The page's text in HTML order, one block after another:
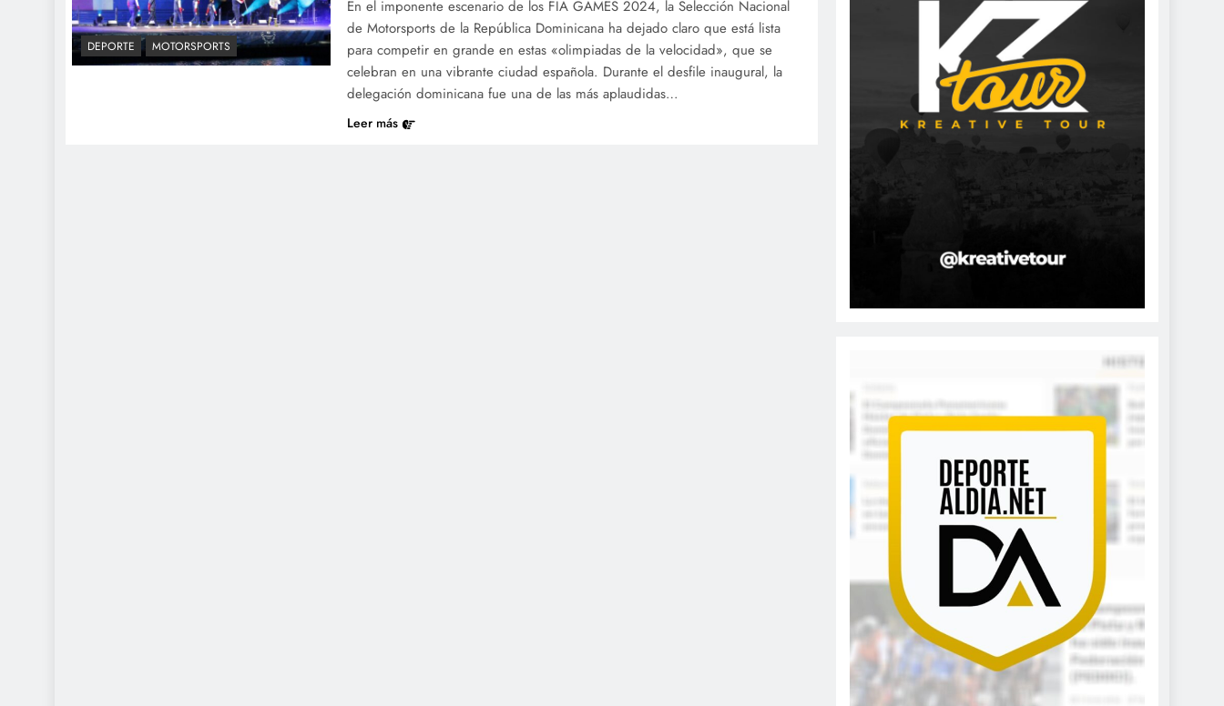
DEPORTE MOTORSPORTS
En el imponente escenario de los FIA GAMES 2024, la Selección Nacional
de Motorsports de la República Dominicana ha dejado claro que está lista
para competir en grande en estas «olimpiadas de la velocidad», que se
celebran en una vibrante ciudad española. Durante el desfile inaugural, la
delegación dominicana fue una de las más aplaudidas…
Leer más